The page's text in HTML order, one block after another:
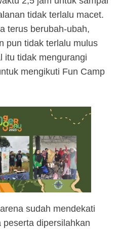
tidak terlalu macet.
terus berubah-ubah,
pun tidak terlalu mulus
itu tidak mengurangi
mengikuti Fun Camp
sudah mendekati
dipersilahkan